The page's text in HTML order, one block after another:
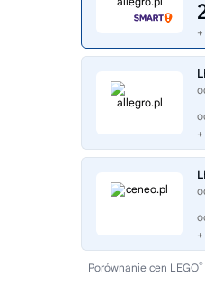
Porównanie cen LEGO®